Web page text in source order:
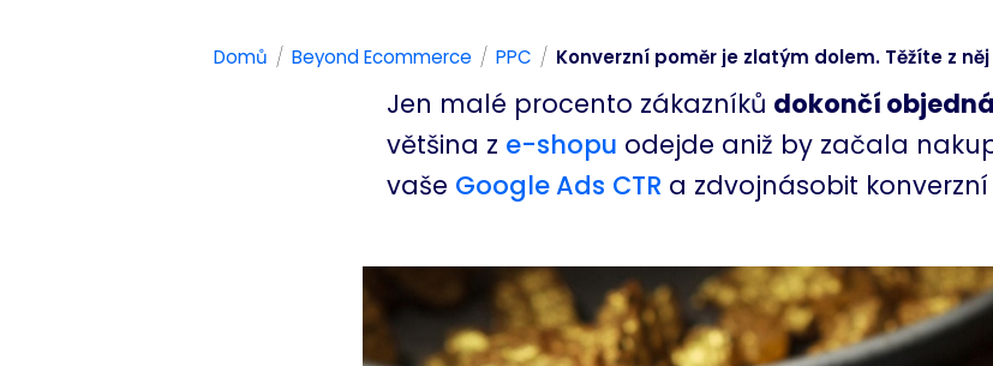
Domů / Beyond Ecommerce / PPC / Konverzní poměr je zlatým dolem. Těžíte z
Jen malé procento zákazníků dokončí
většina z e-shopu odejde aniž by začala
vaše Google Ads CTR a zdvojnásobit